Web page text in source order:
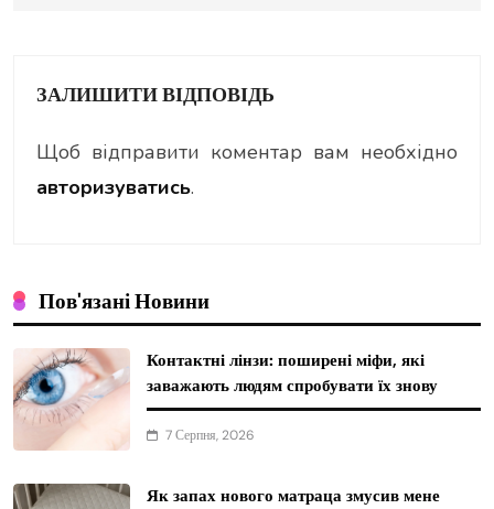
ЗАЛИШИТИ ВІДПОВІДЬ
Щоб відправити коментар вам необхідно
авторизуватись.
Пов'язані Новини
Контактні лінзи: поширені міфи, які
заважають людям спробувати їх знову
7 Серпня, 2026
Як запах нового матраца змусив мене